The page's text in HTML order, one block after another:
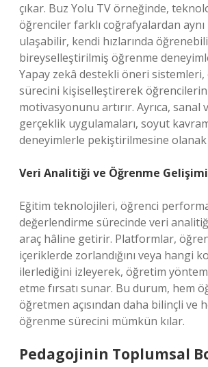
çıkar. Buz Yolu TV örneğinde,
öğrenciler farklı coğrafyalardan aynı
ulaşabilir, kendi hızlarında
bireyselleştirilmiş öğrenme
Yapay zekâ destekli öneri
sürecini kişiselleştirerek
motivasyonunu artırır. Ayrıca, sanal
gerçeklik uygulamaları, soyut
deneyimlerle pekiştirilmesine olanak
Veri Analitiği ve Öğrenme Gelişimi
Eğitim teknolojileri, öğrenci
değerlendirme sürecinde veri
araç hâline getirir. Platformlar,
içeriklerde zorlandığını veya hangi
ilerlediğini izleyerek, öğretim
etme fırsatı sunar. Bu durum, hem
öğretmen açısından daha bilinçli ve
öğrenme sürecini mümkün kılar.
Pedagojinin Toplumsal